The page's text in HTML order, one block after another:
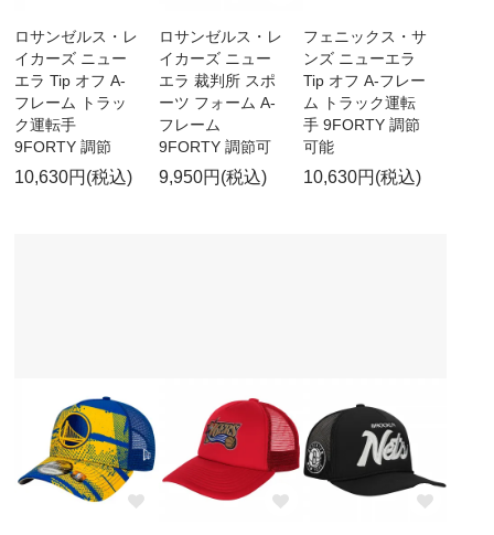
ロサンゼルス・レ
イカーズ ニュー
エラ Tip オフ A-
フレーム トラッ
ク運転手
9FORTY 調節
10,630円(税込)
ロサンゼルス・レ
イカーズ ニュー
エラ 裁判所 スポ
ーツ フォーム A-
フレーム
9FORTY 調節可
9,950円(税込)
フェニックス・サ
ンズ ニューエラ
Tip オフ A-フレー
ム トラック運転
手 9FORTY 調節
可能
10,630円(税込)